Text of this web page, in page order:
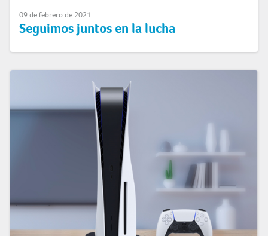
09 de febrero de 2021
Seguimos juntos en la lucha